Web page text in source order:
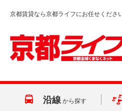
京都賃貸なら京都ライフにお任せくださ
沿線 から探す